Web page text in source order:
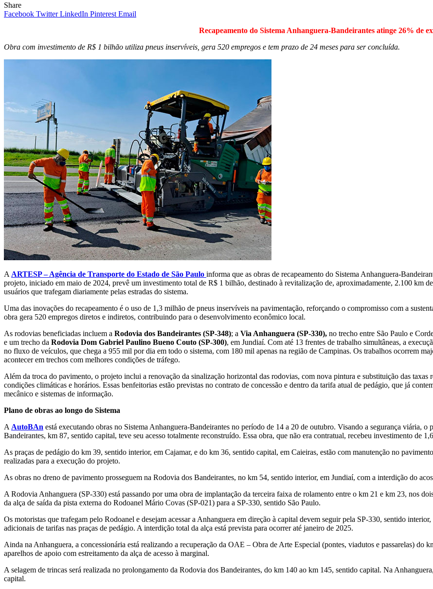
Share
Facebook Twitter LinkedIn Pinterest Email
Recapeamento do Sistema Anhanguera-Bandeirantes atinge 26% de
Obra com investimento de R$ 1 bilhão utiliza pneus inservíveis, gera 520 empregos e tem prazo de 24 meses para ser concluída.
A ARTESP – Agência de Transporte do Estado de São Paulo informa que as obras de recapeamento do Sistema Anhanguera-
projeto, iniciado em maio de 2024, prevê um investimento total de R$ 1 bilhão, destinado à revitalização de, aproximadamente, 2.100 km
usuários que trafegam diariamente pelas estradas do sistema.
Uma das inovações do recapeamento é o uso de 1,3 milhão de pneus inservíveis na pavimentação, reforçando o compromisso com a
obra gera 520 empregos diretos e indiretos, contribuindo para o desenvolvimento econômico local.
As rodovias beneficiadas incluem a Rodovia dos Bandeirantes (SP-348); a Via Anhanguera (SP-330), no trecho entre São Paulo e
e um trecho da Rodovia Dom Gabriel Paulino Bueno Couto (SP-300), em Jundiaí. Com até 13 frentes de trabalho simultâneas, a
no fluxo de veículos, que chega a 955 mil por dia em todo o sistema, com 180 mil apenas na região de Campinas. Os trabalhos ocorrem
acontecer em trechos com melhores condições de tráfego.
Além da troca do pavimento, o projeto inclui a renovação da sinalização horizontal das rodovias, com nova pintura e substituição das
condições climáticas e horários. Essas benfeitorias estão previstas no contrato de concessão e dentro da tarifa atual de pedágio, que já
mecânico e sistemas de informação.
Plano de obras ao longo do Sistema
A AutoBAn está executando obras no Sistema Anhanguera-Bandeirantes no período de 14 a 20 de outubro. Visando a segurança viária,
Bandeirantes, km 87, sentido capital, teve seu acesso totalmente reconstruído. Essa obra, que não era contratual, recebeu investimento de
As praças de pedágio do km 39, sentido interior, em Cajamar, e do km 36, sentido capital, em Caieiras, estão com manutenção no
realizadas para a execução do projeto.
As obras no dreno de pavimento prosseguem na Rodovia dos Bandeirantes, no km 54, sentido interior, em Jundiaí, com a interdição do
A Rodovia Anhanguera (SP-330) está passando por uma obra de implantação da terceira faixa de rolamento entre o km 21 e km 23, nos
da alça de saída da pista externa do Rodoanel Mário Covas (SP-021) para a SP-330, sentido São Paulo.
Os motoristas que trafegam pelo Rodoanel e desejam acessar a Anhanguera em direção à capital devem seguir pela SP-330, sentido
adicionais de tarifas nas praças de pedágio. A interdição total da alça está prevista para ocorrer até janeiro de 2025.
Ainda na Anhanguera, a concessionária está realizando a recuperação da OAE – Obra de Arte Especial (pontes, viadutos e passarelas) do
aparelhos de apoio com estreitamento da alça de acesso à marginal.
A selagem de trincas será realizada no prolongamento da Rodovia dos Bandeirantes, do km 140 ao km 145, sentido capital. Na
capital.